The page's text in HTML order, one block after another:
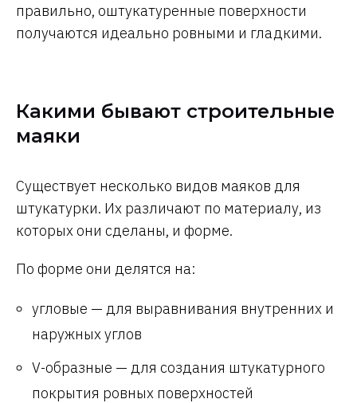
правильно, оштукатуренные поверхности
получаются идеально ровными и гладкими.
Какими бывают строительные
маяки
Существует несколько видов маяков для
штукатурки. Их различают по материалу, из
которых они сделаны, и форме.
По форме они делятся на:
угловые — для выравнивания внутренних и
наружных углов
V-образные — для создания штукатурного
покрытия ровных поверхностей